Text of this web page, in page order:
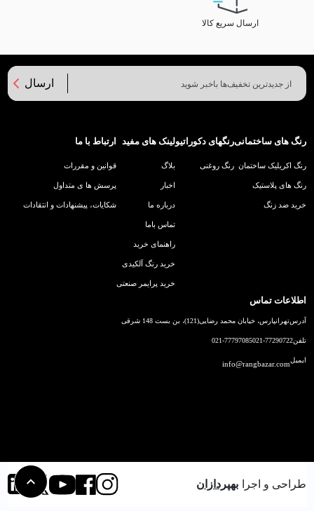
ارسال سریع کالا
ارسال
رنگ های ساختمانی
رنگ اکریلیک ساختمان
رنگ های پلاستیک
خرید ضد زنگ
رنگهای دکوراتیو
رنگ روغنی
لینک های مفید
بلاگ
اخبار
درباره ما
تماس باما
راهنمای خرید
خرید رنگ آلکیدی
خرید پرایمر صنعتی
ارتباط با ما
قوانین و مقررات
پرسش ها ی متداول
شکایات، پیشنهادات و انتقادات
اطلاعات تماس
آدرستهرانپارس، خیابان محمد رضایی(121)، بن بست 148 شرقی
تلفن021-77290722
021-77797085
ایمیلinfo@rangbazar.com
طراحی و اجرا بهپردازان